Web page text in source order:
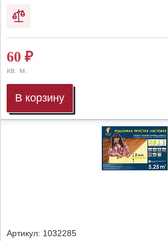
60 ₽
кв. м.
В корзину
Артикул: 1032285